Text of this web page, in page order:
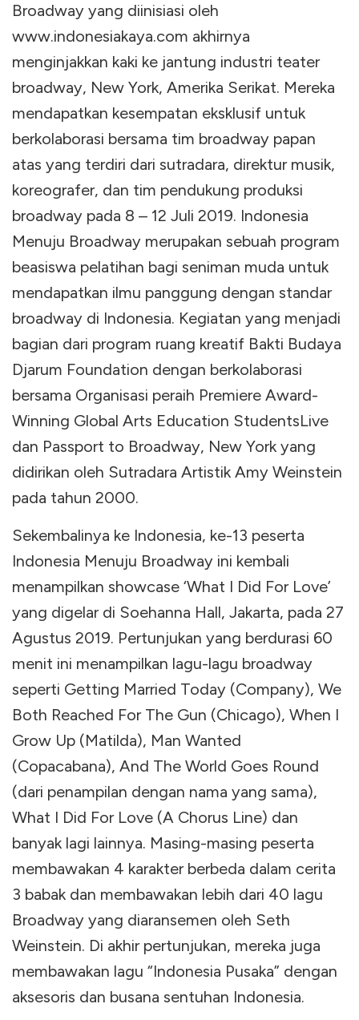
Broadway yang diinisiasi oleh
www.indonesiakaya.com akhirnya
menginjakkan kaki ke jantung industri teater
broadway, New York, Amerika Serikat. Mereka
mendapatkan kesempatan eksklusif untuk
berkolaborasi bersama tim broadway papan
atas yang terdiri dari sutradara, direktur musik,
koreografer, dan tim pendukung produksi
broadway pada 8 – 12 Juli 2019. Indonesia
Menuju Broadway merupakan sebuah program
beasiswa pelatihan bagi seniman muda untuk
mendapatkan ilmu panggung dengan standar
broadway di Indonesia. Kegiatan yang menjadi
bagian dari program ruang kreatif Bakti Budaya
Djarum Foundation dengan berkolaborasi
bersama Organisasi peraih Premiere Award-
Winning Global Arts Education StudentsLive
dan Passport to Broadway, New York yang
didirikan oleh Sutradara Artistik Amy Weinstein
pada tahun 2000.
Sekembalinya ke Indonesia, ke-13 peserta
Indonesia Menuju Broadway ini kembali
menampilkan showcase ‘What I Did For Love’
yang digelar di Soehanna Hall, Jakarta, pada 27
Agustus 2019. Pertunjukan yang berdurasi 60
menit ini menampilkan lagu-lagu broadway
seperti Getting Married Today (Company), We
Both Reached For The Gun (Chicago), When I
Grow Up (Matilda), Man Wanted
(Copacabana), And The World Goes Round
(dari penampilan dengan nama yang sama),
What I Did For Love (A Chorus Line) dan
banyak lagi lainnya. Masing-masing peserta
membawakan 4 karakter berbeda dalam cerita
3 babak dan membawakan lebih dari 40 lagu
Broadway yang diaransemen oleh Seth
Weinstein. Di akhir pertunjukan, mereka juga
membawakan lagu “Indonesia Pusaka” dengan
aksesoris dan busana sentuhan Indonesia.